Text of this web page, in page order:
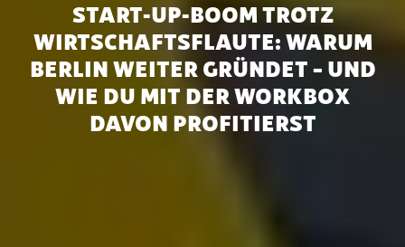
START-UP-BOOM TROTZ
WIRTSCHAFTSFLAUTE: WARUM
BERLIN WEITER GRÜNDET – UND
WIE DU MIT DER WORKBOX
DAVON PROFITIERST